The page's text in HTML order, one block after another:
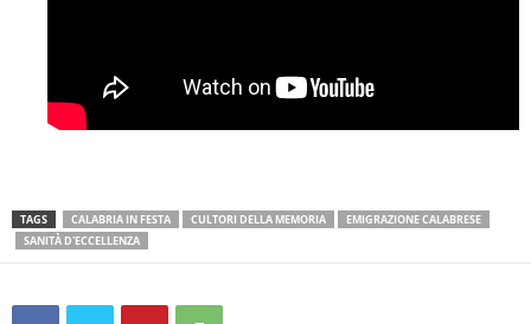
TAGS CALABRIA IN FESTA CULTORI DELLA MEMORIA
EMIGRAZIONE CALABRESE
SANITÀ D'ECCELLENZA